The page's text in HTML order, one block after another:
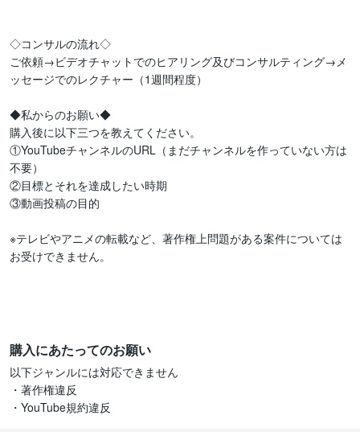
◇コンサルの流れ◇
ご依頼→ビデオチャットでのヒアリング及びコンサルティング→メ
ッセージでのレクチャー（1週間程度）
◆私からのお願い◆
購入後に以下三つを教えてください。
①YouTubeチャンネルのURL（まだチャンネルを作っていない方は
不要）
②目標とそれを達成したい時期
③動画投稿の目的
※テレビやアニメの転載など、著作権上問題がある案件については
お受けできません。
購入にあたってのお願い
以下ジャンルには対応できません
・著作権違反
・YouTube規約違反